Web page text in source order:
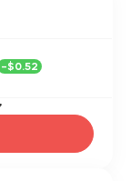
-$0.52